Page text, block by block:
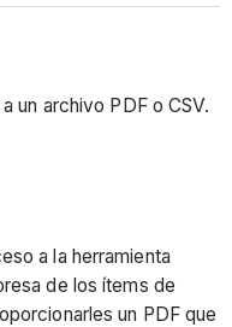
un archivo PDF o CSV.
a la herramienta
de los ítems de
un PDF que